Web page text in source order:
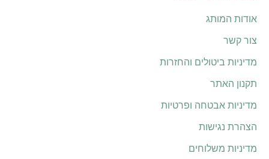
אודות המותג
צור קשר
מדיניות ביטולים והחזרות
תקנון האתר
מדיניות אבטחה ופרטיות
הצהרת נגישות
מדיניות משלוחים